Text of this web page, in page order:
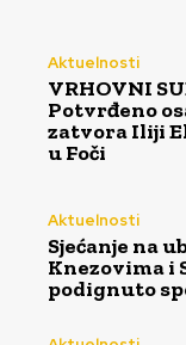
Aktuelnosti
VRHOVNI
Potvrđeno
zatvora Iliji
u Foči
Aktuelnosti
Sjećanje na
Knezovima i
podignuto